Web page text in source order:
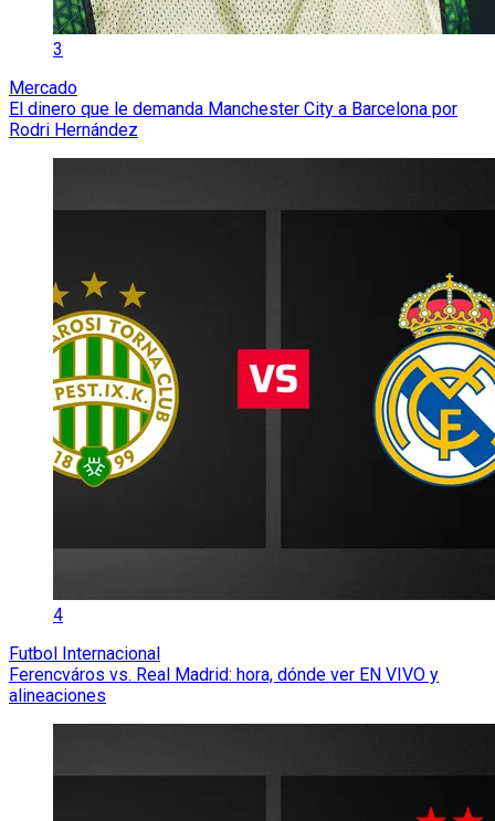
3
Mercado
El dinero que le demanda Manchester City a Barcelona por
Rodri Hernández
4
Futbol Internacional
Ferencváros vs. Real Madrid: hora, dónde ver EN VIVO y
alineaciones